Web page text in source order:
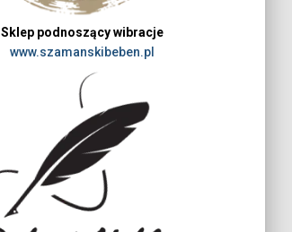
Sklep podnoszący wibracje
www.szamanskibeben.pl